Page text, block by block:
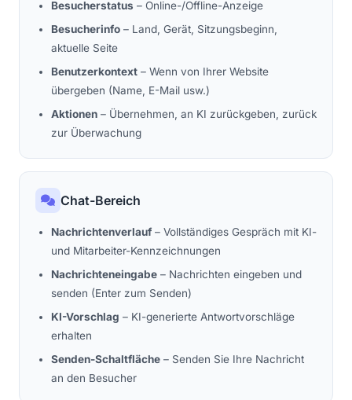
Besucherstatus – Online-/Offline-Anzeige
Besucherinfo – Land, Gerät, Sitzungsbeginn,
aktuelle Seite
Benutzerkontext – Wenn von Ihrer Website
übergeben (Name, E-Mail usw.)
Aktionen – Übernehmen, an KI zurückgeben, zurück
zur Überwachung
Chat-Bereich
Nachrichtenverlauf – Vollständiges Gespräch mit KI-
und Mitarbeiter-Kennzeichnungen
Nachrichteneingabe – Nachrichten eingeben und
senden (Enter zum Senden)
KI-Vorschlag – KI-generierte Antwortvorschläge
erhalten
Senden-Schaltfläche – Senden Sie Ihre Nachricht
an den Besucher